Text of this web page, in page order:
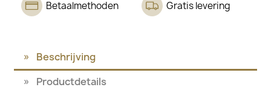
Betaalmethoden Gratis levering
Beschrijving
Productdetails